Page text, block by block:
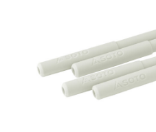
焚火台
クッキングツール